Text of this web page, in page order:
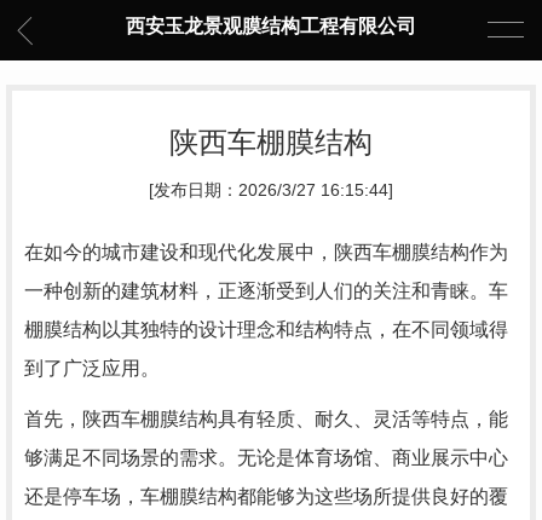
西安玉龙景观膜结构工程有限公司
陕西车棚膜结构
[发布日期：2026/3/27 16:15:44]
在如今的城市建设和现代化发展中，陕西车棚膜结构作为
一种创新的建筑材料，正逐渐受到人们的关注和青睐。车
棚膜结构以其独特的设计理念和结构特点，在不同领域得
到了广泛应用。
首先，陕西车棚膜结构具有轻质、耐久、灵活等特点，能
够满足不同场景的需求。无论是体育场馆、商业展示中心
还是停车场，车棚膜结构都能够为这些场所提供良好的覆